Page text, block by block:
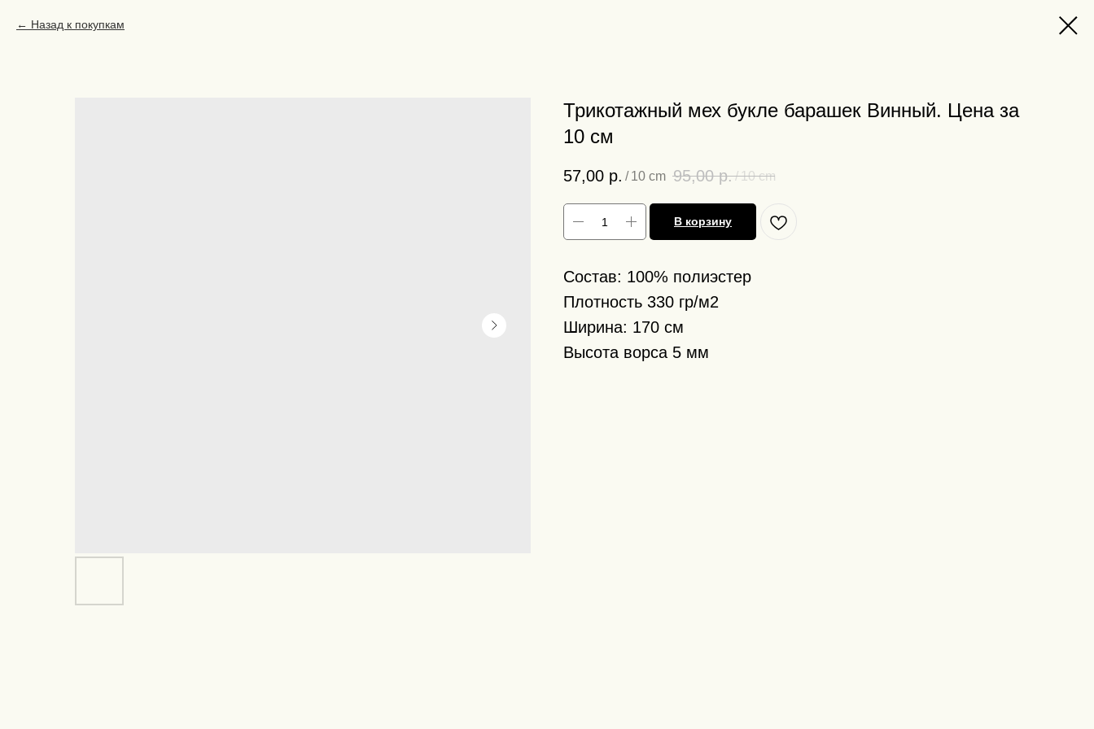
Назад к покупкам
Трикотажный мех букле барашек Винный. Цена за
10 см
57,00 р. / 10 cm 95,00 р./10 cm
В корзину
Состав: 100% полиэстер
Плотность 330 гр/м2
Ширина: 170 см
Высота ворса 5 мм